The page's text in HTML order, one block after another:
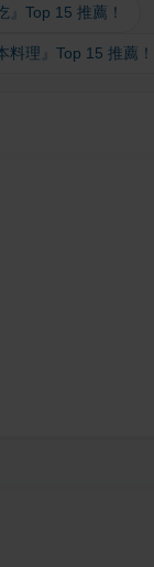
』Top 15 推薦！
料理』Top 15 推薦！